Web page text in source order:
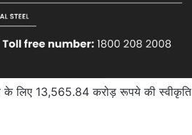
के लिए 13,565.84 करोड़ रूपये की स्वीकृति